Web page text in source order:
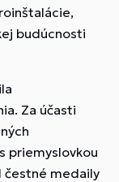
budúcnosti
Za účasti
priemyslovkou
čestné medaily